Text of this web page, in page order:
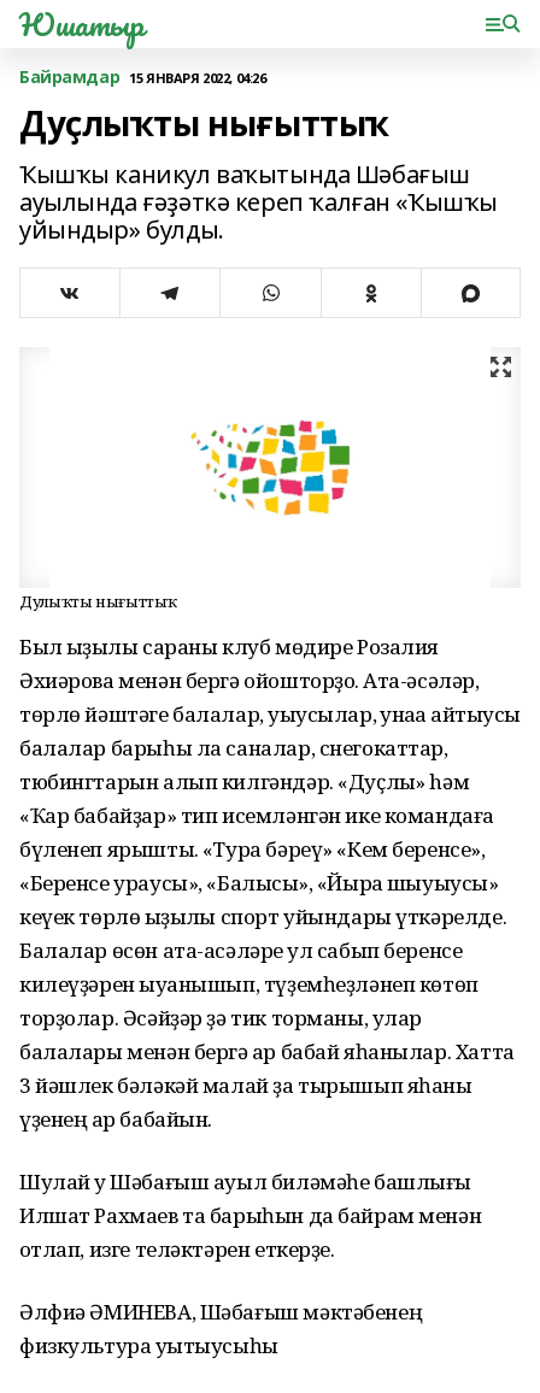
Юшатыр
Байрамдар 15 ЯНВАРЯ 2022, 04:26
Дуҫлыҡты нығыттыҡ
Ҡышҡы каникул ваҡытында Шәбағыш
ауылында ғәҙәткә кереп ҡалған «Ҡышҡы
уйындыр» булды.
Дуҫлыҡты нығыттыҡ
Был ҡыҙыҡлы сараны клуб мөдире Розалия
Әхиәрова менән бергә ойошторҙоҡ. Ата-әсәләр,
төрлө йәштәге балалар, уҡыусылар, ҡунаҡҡа ҡайтыусы
балалар барыһы ла саналар, снегокаттар,
тюбингтарын алып килгәндәр. «Дуҫлыҡ» hәм
«Ҡар бабайҙар» тип исемләнгән ике командаға
бүленеп ярыштыҡ. «Тура бәреү» «Кем беренсе»,
«Беренсе ураусы», «Балыҡсы», «Йыраҡ шыуыусы»
кеүек төрлө ҡыҙыҡлы спорт уйындары үткәрелде.
Балалар өсөн ата-асәләре ҡул сабып беренсе
килеүҙәрен ҡыуанышып, түҙемһеҙләнеп көтөп
торҙолар. Әсәйҙәр ҙә тик торманы, улар
балалары менән бергә ҡар бабай яһанылар. Хатта
3 йәшлек бәләкәй малай ҙа тырышып яһаны
үҙенең ҡар бабайын.
Шулай уҡ Шәбағыш ауыл биләмәһе башлығы
Илшат Рахмаев та барыһын да байрам менән
ҡотлап, изге теләктәрен еткерҙе.
Әлфиә ӘМИНЕВА, Шәбағыш мәктәбенең
физкультура уҡытыусыһы